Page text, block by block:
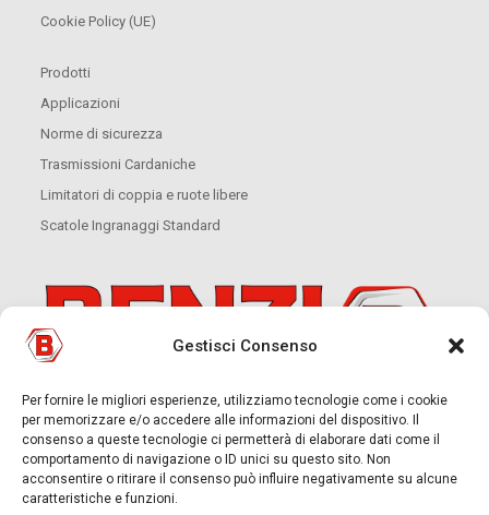
Gestisci Consenso
Per fornire le migliori esperienze, utilizziamo tecnologie come i cookie
per memorizzare e/o accedere alle informazioni del dispositivo. Il
consenso a queste tecnologie ci permetterà di elaborare dati come il
comportamento di navigazione o ID unici su questo sito. Non
acconsentire o ritirare il consenso può influire negativamente su alcune
caratteristiche e funzioni.
Cookie Policy (UE)
Prodotti
Applicazioni
Norme di sicurezza
Trasmissioni Cardaniche
Limitatori di coppia e ruote libere
Scatole Ingranaggi Standard